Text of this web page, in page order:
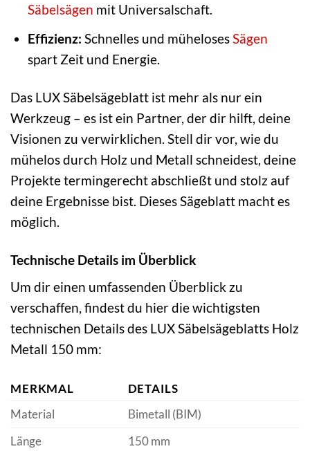
Säbelsägen mit Universalschaft.
Effizienz: Schnelles und müheloses Sägen
spart Zeit und Energie.
Das LUX Säbelsägeblatt ist mehr als nur ein
Werkzeug – es ist ein Partner, der dir hilft, deine
Visionen zu verwirklichen. Stell dir vor, wie du
mühelos durch Holz und Metall schneidest, deine
Projekte termingerecht abschließt und stolz auf
deine Ergebnisse bist. Dieses Sägeblatt macht es
möglich.
Technische Details im Überblick
Um dir einen umfassenden Überblick zu
verschaffen, findest du hier die wichtigsten
technischen Details des LUX Säbelsägeblatts Holz
Metall 150 mm:
MERKMAL
DETAILS
Material
Bimetall (BIM)
Länge
150 mm